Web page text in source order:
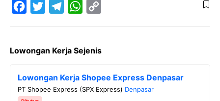
c
i
t
e
l
g
r
a
s
A
p
L
i
Lowongan Kerja Sejenis
Lowongan Kerja Shopee Express Denpasar
PT Shopee Express (SPX Express) Denpasar